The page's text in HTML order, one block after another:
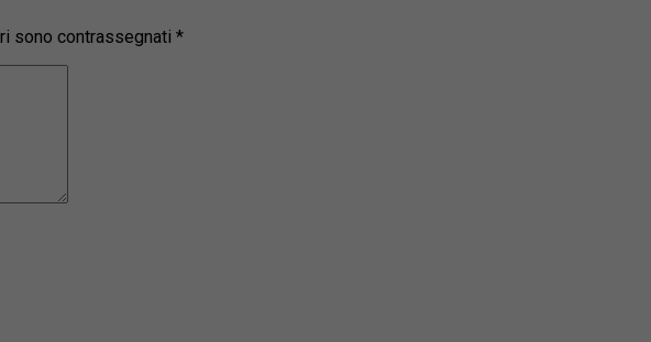
sono contrassegnati *